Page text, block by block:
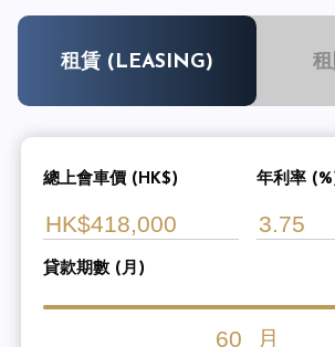
租賃 (LEASING)
總上會車價 (HK$) 年利率
貸款期數 (月)
60 月